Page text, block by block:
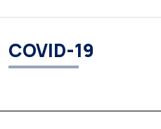
COVID-19